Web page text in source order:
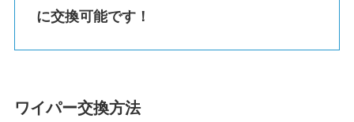
に交換可能です！
ワイパー交換方法